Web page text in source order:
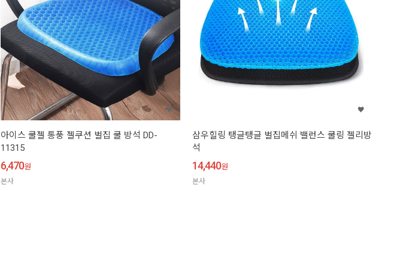
아이스 쿨젤 통풍 젤쿠션 벌집 쿨 방석 DD-
11315
6,470원
본사
삼우힐링 탱글탱글 벌집메쉬 밸런스 쿨링 젤리방
석
14,440원
본사